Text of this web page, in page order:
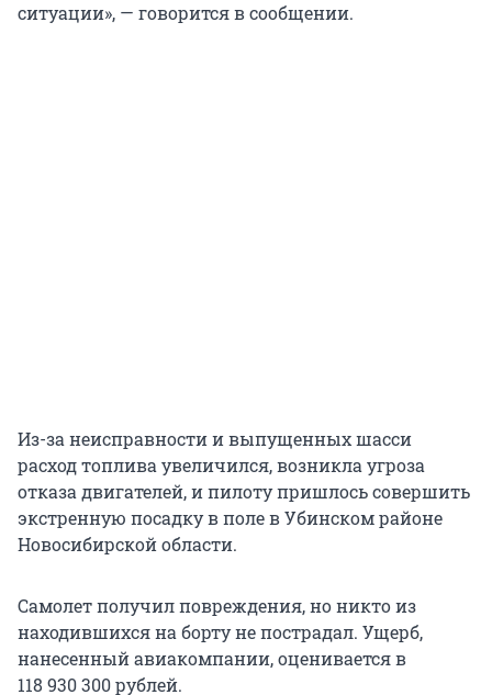
ситуации», — говорится в сообщении.
Из-за неисправности и выпущенных шасси
расход топлива увеличился, возникла угроза
отказа двигателей, и пилоту пришлось совершить
экстренную посадку в поле в Убинском районе
Новосибирской области.
Самолет получил повреждения, но никто из
находившихся на борту не пострадал. Ущерб,
нанесенный авиакомпании, оценивается в
118 930 300 рублей.